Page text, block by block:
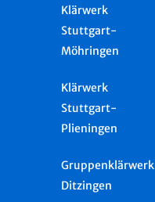
Klärwerk
Stuttgart-
Möhringen
Klärwerk
Stuttgart-
Plieningen
Gruppenklärwerk
Ditzingen